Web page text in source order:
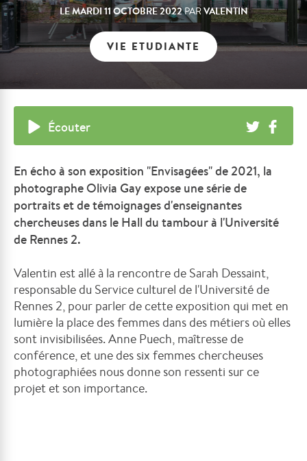
LEMARDI 11 OCTOBRE 2022PARVALENTIN
VIE ETUDIANTE
Écouter
En écho à son exposition "Envisagées" de 2021, la
photographe Olivia Gay expose une série de
portraits et de témoignages d'enseignantes
chercheuses dans le Hall du tambour à l'Université
de Rennes 2.
Valentin est allé à la rencontre de Sarah Dessaint,
responsable du Service culturel de l'Université de
Rennes 2, pour parler de cette exposition qui met en
lumière la place des femmes dans des métiers où elles
sont invisibilisées. Anne Puech, maîtresse de
conférence, et une des six femmes chercheuses
photographiées nous donne son ressenti sur ce
projet et son importance.